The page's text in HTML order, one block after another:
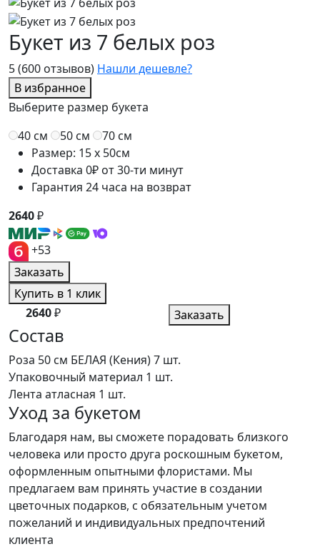
5(600 отзывов) Нашли дешевле?
В избранное
Букет из 7 белых роз
Выберите размер букета
40 см
50 см
70 см
Размер: 15 x 50см
Доставка 0₽ от 30-ти минут
Гарантия 24 часа на возврат
2640₽
+53
Заказать
Купить в 1 клик
2640₽ Заказать
Состав
Роза 50 см БЕЛАЯ (Кения)7 шт.
Упаковочный материал 1 шт.
Лента атласная 1 шт.
Уход за букетом
Благодаря нам, вы сможете порадовать близкого
человека или просто друга роскошным букетом,
оформленным опытными флористами. Мы
предлагаем вам принять участие в создании
цветочных подарков, с обязательным учетом
пожеланий и индивидуальных предпочтений
клиента